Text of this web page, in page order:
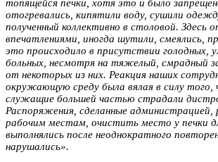
топящейся печки, хотя это и было
отогревались, кипятили воду, сушили
полученный коллективно в столовой. Здесь
впечатлениями, иногда шутили, смеялись,
это происходило в присутствии голодных,
больных, несмотря на тяжелый, смрадный
от некоторых из них. Реакция наших
окружающую среду была вялая в силу того,
служащие большей частью страдали
Распоряжения, сделанные администрацией,
рабочим местам, очистить место у печки
выполнялись после неоднократного
нарушались».